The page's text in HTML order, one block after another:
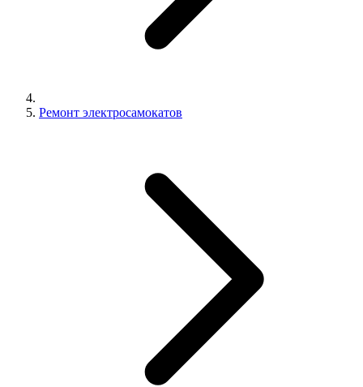
Ремонт электросамокатов